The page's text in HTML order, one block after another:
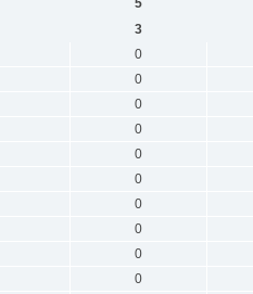
5
3
0
0
0
0
0
0
0
0
0
0